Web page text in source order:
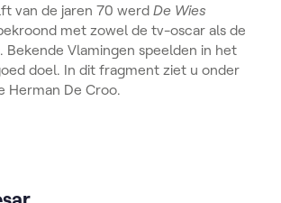
van de jaren 70 werd De Wies
met zowel de tv-oscar als de
Bekende Vlamingen speelden in het
doel. In dit fragment ziet u onder
Herman De Croo.